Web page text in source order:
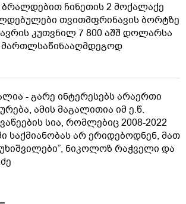
ბრალდებით ჩინეთის 2 მოქალაქე
თვითმფრინავის ბორტზე
კუთვნილ 7 800 აშშ დოლარსა
მართლსაწინააღმდეგოდ
- გარე ინტერესებს არაერთი
ამის მაგალითია იმ ე.წ.
სია, რომლებიც 2008-2022
საქმიანობას არ ერიდებოდნენ, მათ
ნიკოლოზ რაჭველი და